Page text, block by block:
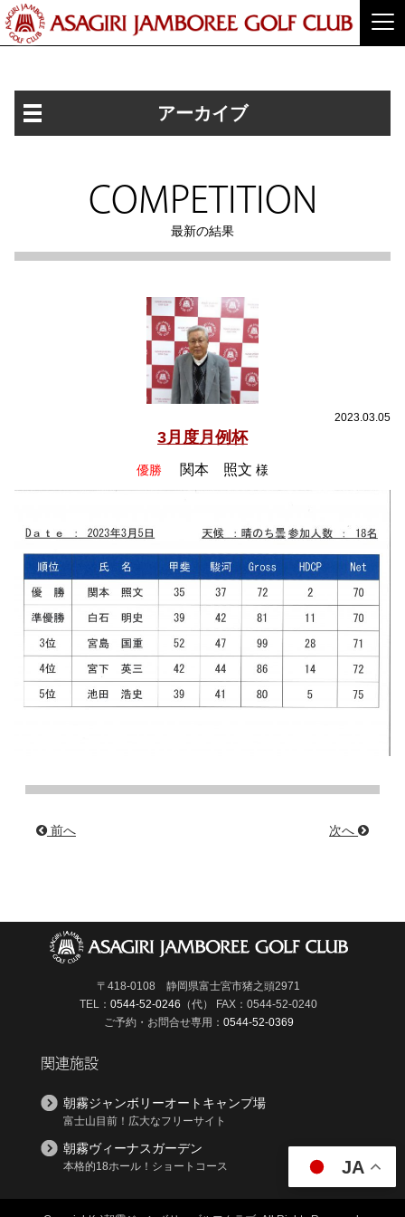
JA
アーカイブ
COMPETITION
最新の結果
2023.03.05
3月度月例杯
優勝 関本 照文 様
前へ 次へ
〒418-0108 静岡県富士宮市猪之頭2971
TEL：0544-52-0246 （代）
FAX：0544-52-0240
ご予約・お問合せ専用： 0544-52-0369
関連施設
朝霧ジャンボリーオートキャンプ場
富士山目前！広大なフリーサイト
朝霧ヴィーナスガーデン
本格的18ホール！ショートコース